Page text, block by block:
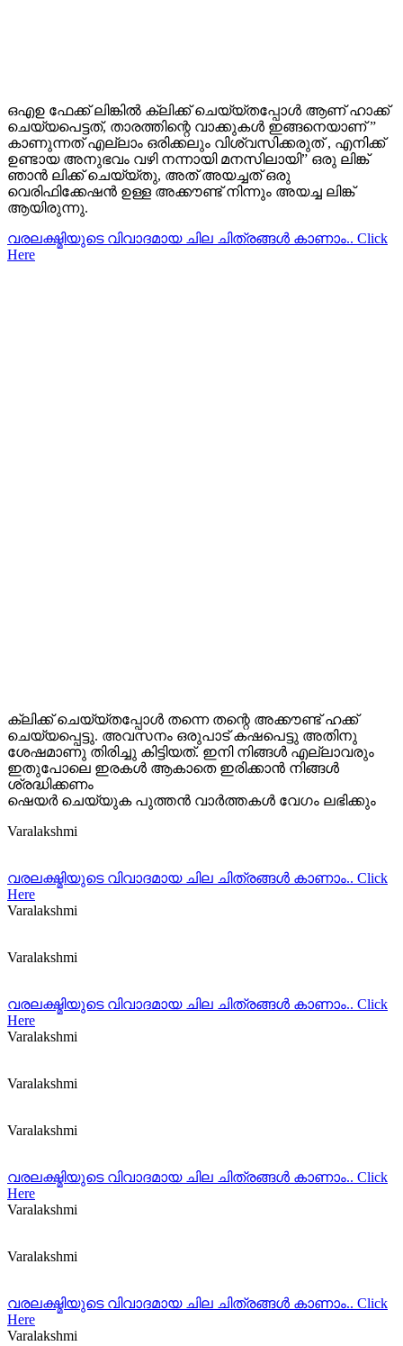
ഒഎഉ ഫേക്ക് ലിങ്കില്‍ ക്ലിക്ക് ചെയ്യ്തപ്പോള്‍ ആണ് ഹാക്ക്
ചെയ്യപെട്ടത്, താരത്തിന്റെ വാക്കുകള്‍ ഇങ്ങനെയാണ് ”
കാണുന്നത് എല്ലാം ഒരിക്കലും വിശ്വസിക്കരുത് , എനിക്ക്
ഉണ്ടായ അനുഭവം വഴി നന്നായി മനസിലായി” ഒരു ലിങ്ക്
ഞാന്‍ ലിക്ക് ചെയ്യ്തു, അത് അയച്ചത് ഒരു
വെരിഫിക്കേഷന്‍ ഉള്ള അക്കൗണ്ട്‌ നിന്നും അയച്ച ലിങ്ക്
ആയിരുന്നു.
വരലക്ഷ്മിയുടെ വിവാദമായ ചില ചിത്രങ്ങള്‍ കാണാം.. Click
Here
ക്ലിക്ക് ചെയ്യ്തപ്പോള്‍ തന്നെ തന്റെ അക്കൗണ്ട്‌ ഹക്ക്
ചെയ്യപ്പെട്ടു. അവസനം ഒരുപാട് കഷപെട്ടു അതിനു
ശേഷമാണു തിരിച്ചു കിട്ടിയത്. ഇനി നിങ്ങള്‍ എല്ലാവരും
ഇതുപോലെ ഇരകള്‍ ആകാതെ ഇരിക്കാന്‍ നിങ്ങള്‍
ശ്രദ്ധിക്കണം
ഷെയര്‍ ചെയ്യുക പുത്തന്‍ വാര്‍ത്തകള്‍ വേഗം ലഭിക്കും
Varalakshmi
വരലക്ഷ്മിയുടെ വിവാദമായ ചില ചിത്രങ്ങള്‍ കാണാം.. Click
Here
Varalakshmi
Varalakshmi
വരലക്ഷ്മിയുടെ വിവാദമായ ചില ചിത്രങ്ങള്‍ കാണാം.. Click
Here
Varalakshmi
Varalakshmi
Varalakshmi
വരലക്ഷ്മിയുടെ വിവാദമായ ചില ചിത്രങ്ങള്‍ കാണാം.. Click
Here
Varalakshmi
Varalakshmi
വരലക്ഷ്മിയുടെ വിവാദമായ ചില ചിത്രങ്ങള്‍ കാണാം.. Click
Here
Varalakshmi